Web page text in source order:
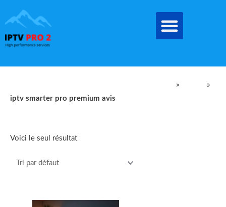
au
contenu
»
»
iptv smarter pro premium avis
Voici le seul résultat